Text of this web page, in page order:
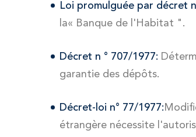
Loi promulguée par décret
la« Banque de l'Habitat ".
Décret n ° 707/1977:
garantie des dépôts.
Décret-loi n° 77/1977:
étrangère nécessite